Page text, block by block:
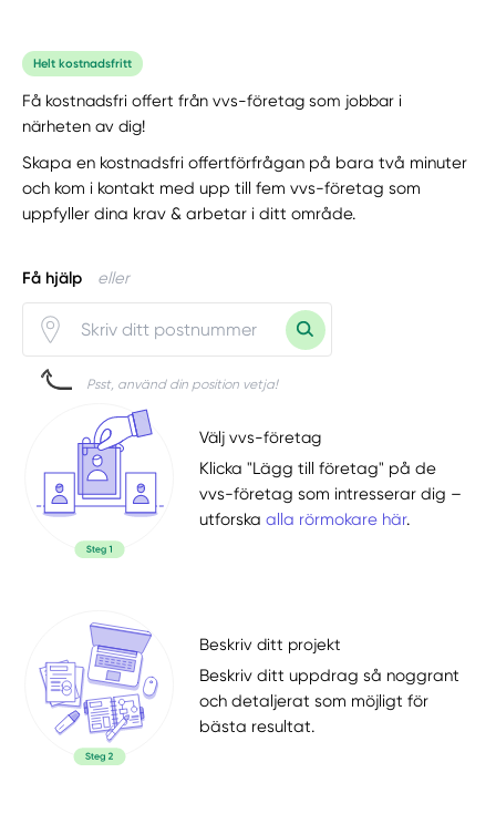
Helt kostnadsfritt
Få kostnadsfri offert från vvs-företag som jobbar i
närheten av dig!
Skapa en kostnadsfri offertförfrågan på bara två minuter
och kom i kontakt med upp till fem vvs-företag som
uppfyller dina krav & arbetar i ditt område.
Få hjälp eller
Psst, använd din position vetja!
Välj vvs-företag
Klicka "Lägg till företag" på de
vvs-företag som intresserar dig –
utforskaalla rörmokare här.
Beskriv ditt projekt
Beskriv ditt uppdrag så noggrant
och detaljerat som möjligt för
bästa resultat.